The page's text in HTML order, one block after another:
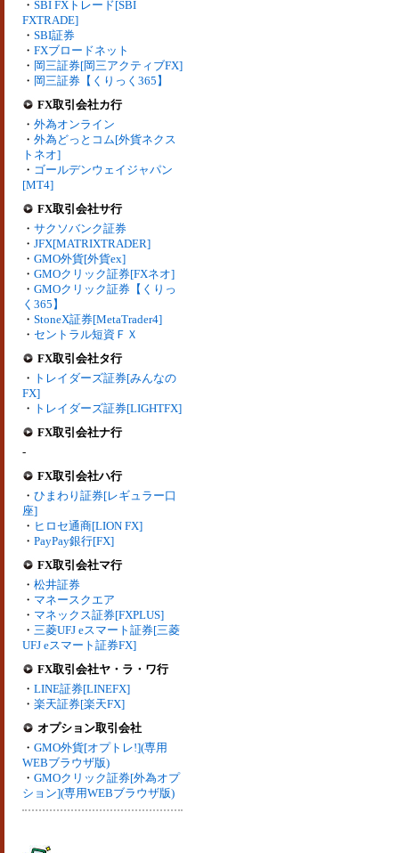
・ SBI FXトレード[SBI
FXTRADE]
・ SBI証券
・ FXブロードネット
・ 岡三証券[岡三アクティブFX]
・ 岡三証券【くりっく365】
FX取引会社カ行
・ 外為オンライン
・ 外為どっとコム[外貨ネクス
トネオ]
・ ゴールデンウェイジャパン
[MT4]
FX取引会社サ行
・ サクソバンク証券
・ JFX[MATRIXTRADER]
・ GMO外貨[外貨ex]
・ GMOクリック証券[FXネオ]
・ GMOクリック証券【くりっ
く365】
・ StoneX証券[MetaTrader4]
・ セントラル短資ＦＸ
FX取引会社タ行
・ トレイダーズ証券[みんなの
FX]
・ トレイダーズ証券[LIGHTFX]
FX取引会社ナ行
-
FX取引会社ハ行
・ ひまわり証券[レギュラー口
座]
・ ヒロセ通商[LION FX]
・ PayPay銀行[FX]
FX取引会社マ行
・ 松井証券
・ マネースクエア
・ マネックス証券[FXPLUS]
・ 三菱UFJ eスマート証券[三菱
UFJ eスマート証券FX]
FX取引会社ヤ・ラ・ワ行
・ LINE証券[LINEFX]
・ 楽天証券[楽天FX]
オプション取引会社
・ GMO外貨[オプトレ!](専用
WEBブラウザ版)
・ GMOクリック証券[外為オプ
ション](専用WEBブラウザ版)